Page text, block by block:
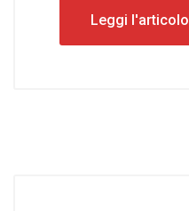
Leggi l'articolo